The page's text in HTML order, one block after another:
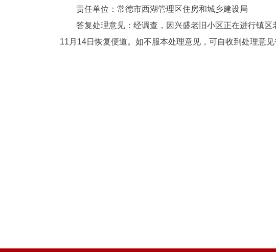
责任单位：常德市西湖管理区住房和城乡建设局
答复处理意见：经调查，因兴盛老旧小区正在进行镇
11月14日恢复便道。如不服本处理意见，可自收到处理意